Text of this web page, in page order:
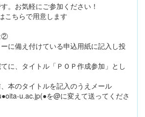
。お気軽にご参加ください！
こちらで用意します
②
に備え付けている申込用紙に記入し投
に、タイトル「ＰＯＰ作成参加」とし
のタイトルを記入のうえメール
u.ac.jp(●を@に変えて送ってくださ